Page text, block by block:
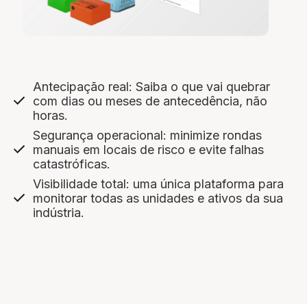
Antecipação real: Saiba o que vai quebrar
com dias ou meses de antecedência, não
horas.
Segurança operacional: minimize rondas
manuais em locais de risco e evite falhas
catastróficas.
Visibilidade total: uma única plataforma para
monitorar todas as unidades e ativos da sua
indústria.